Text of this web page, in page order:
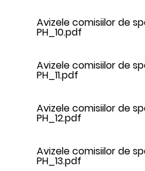
Avizele comisiilor de
PH_10.pdf
Avizele comisiilor de
PH_11.pdf
Avizele comisiilor de
PH_12.pdf
Avizele comisiilor de
PH_13.pdf